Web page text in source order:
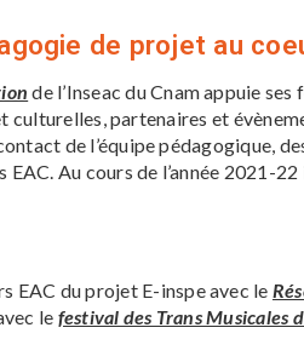
de projet au
de l’Inseac du Cnam appuie
partenaires et
de l’équipe pédagogique,
Au cours de l’année 2021-
EAC du projet E-inspe avec le
le festival des Trans Musicales